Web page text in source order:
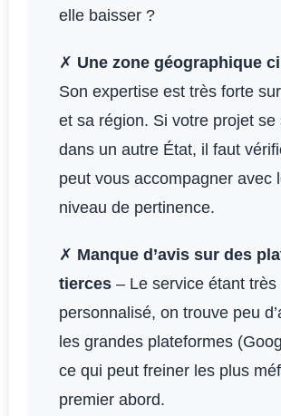
elle baisser ?
✗ Une zone géographique
Son expertise est très forte
et sa région. Si votre projet se
dans un autre État, il faut
peut vous accompagner avec
niveau de pertinence.
✗ Manque d’avis sur des
tierces – Le service étant très
personnalisé, on trouve peu
les grandes plateformes
ce qui peut freiner les plus
premier abord.